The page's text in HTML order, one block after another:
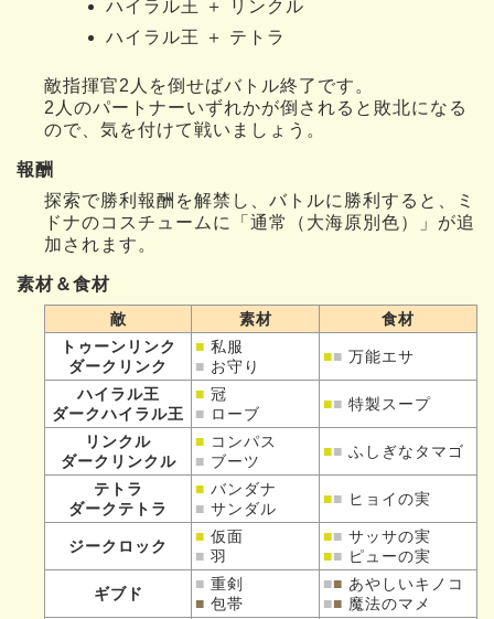
ハイラル王 ＋ リンクル
ハイラル王 ＋ テトラ
敵指揮官2人を倒せばバトル終了です。
2人のパートナーいずれかが倒されると敗北になる
ので、気を付けて戦いましょう。
報酬
探索で勝利報酬を解禁し、バトルに勝利すると、ミ
ドナのコスチュームに「通常（大海原別色）」が追
加されます。
素材＆食材
敵 素材
食材
トゥーンリンク
ダークリンク
■ 私服
■ お守り
■■ 万能エサ
ハイラル王
ダークハイラル王
■ 冠
■ ローブ
■■ 特製スープ
リンクル
ダークリンクル
■ コンパス
■ ブーツ
■■ ふしぎなタマゴ
テトラ
ダークテトラ
■ バンダナ
■ サンダル
■■ ヒョイの実
ジークロック
■ 仮面
■ 羽
■■ サッサの実
■■ ピューの実
ギブド
■ 重剣
■ 包帯
■■ あやしいキノコ
■■ 魔法のマメ